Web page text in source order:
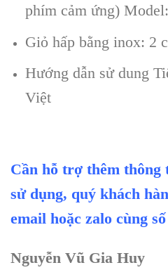
phím cảm ứng)
Giỏ hấp bằng inox: 2
Hướng dẫn sử dung
Việt
Cần hỗ trợ thêm
sử dụng, quý khách
email hoặc zalo cùng
Nguyễn Vũ Gia Huy